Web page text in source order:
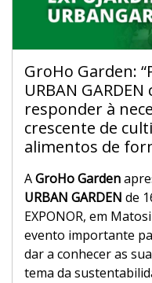
GroHo Garden:
URBAN
responder à
crescente de
alimentos de
AGroHo Garden
URBAN GARDEN de
EXPONOR, em
evento importante
dar a conhecer as
tema da